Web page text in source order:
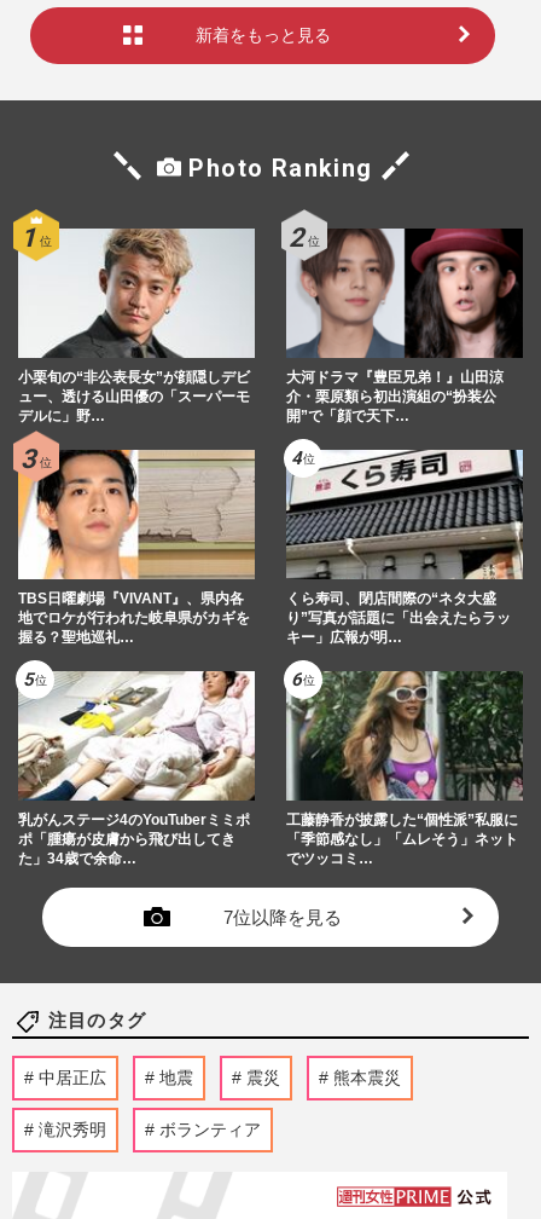
新着をもっと見る
Photo Ranking
小栗旬の“非公表長女”が顔隠しデビ
ュー、透ける山田優の「スーパーモ
デルに」野…
大河ドラマ『豊臣兄弟！』山田涼
介・栗原類ら初出演組の“扮装公
開”で「顔で天下…
TBS日曜劇場『VIVANT』、県内各
地でロケが行われた岐阜県がカギを
握る？聖地巡礼…
くら寿司、閉店間際の“ネタ大盛
り”写真が話題に「出会えたらラッ
キー」広報が明…
乳がんステージ4のYouTuberミミポ
ポ「腫瘍が皮膚から飛び出してき
た」34歳で余命…
工藤静香が披露した“個性派”私服に
「季節感なし」「ムレそう」ネット
でツッコミ…
7位以降を見る
注目のタグ
中居正広 地震 震災 熊本震災
滝沢秀明 ボランティア